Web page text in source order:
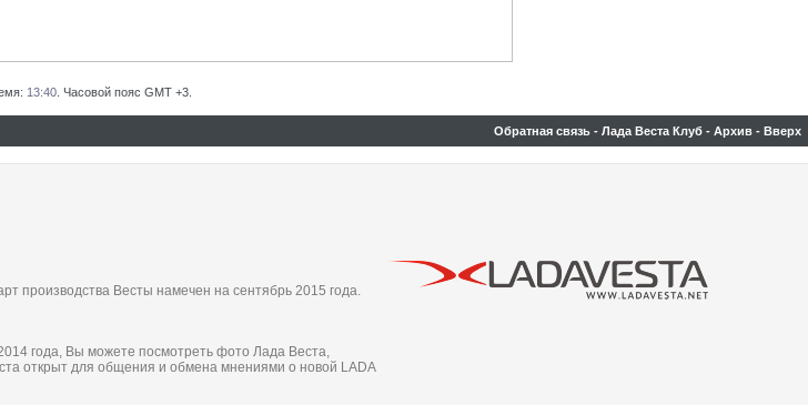
13:40 . Часовой пояс GMT +3.
Обратная связь - Лада Веста Клуб - Архив - Вверх
производства Весты намечен на сентябрь 2015 года.
года, Вы можете посмотреть фото Лада Веста,
открыт для общения и обмена мнениями о новой LADA